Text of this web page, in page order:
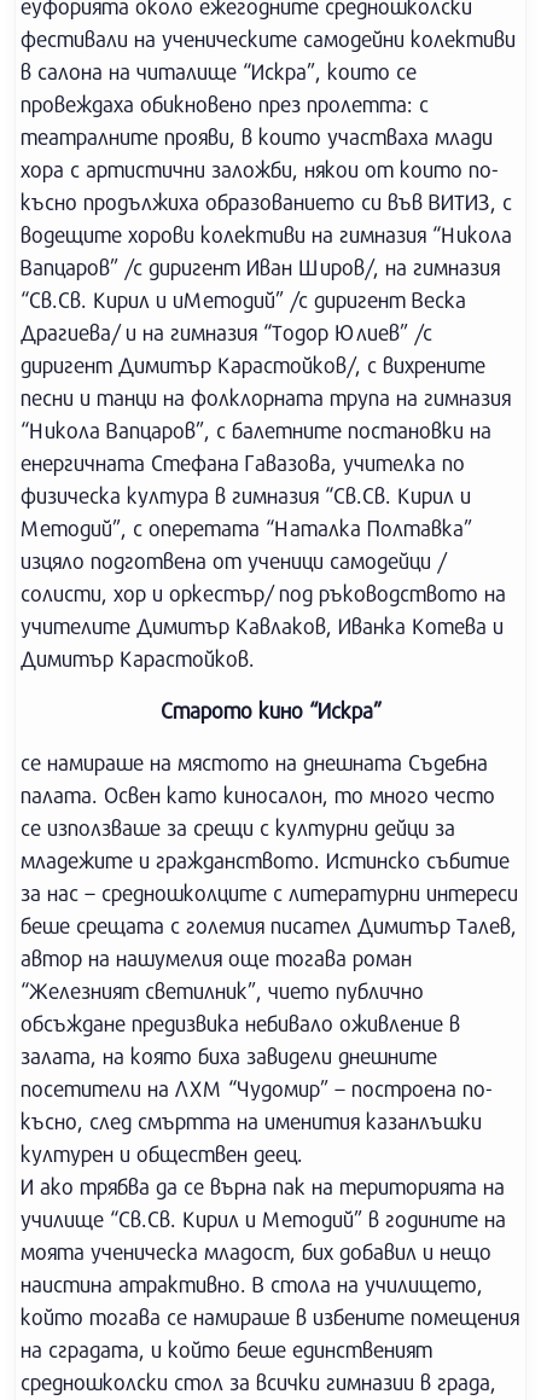
еуфорията около ежегодните средношколски
фестивали на ученическите самодейни колективи
в салона на читалище “Искра”, които се
провеждаха обикновено през пролетта: с
театралните прояви, в които участваха млади
хора с артистични заложби, някои от които по-
късно продължиха образованието си във ВИТИЗ, с
водещите хорови колективи на гимназия “Никола
Вапцаров” /с диригент Иван Широв/, на гимназия
“Св.Св. Кирил и иМетодий” /с диригент Веска
Драгиева/ и на гимназия “Тодор Юлиев” /с
диригент Димитър Карастойков/, с вихрените
песни и танци на фолклорната трупа на гимназия
“Никола Вапцаров”, с балетните постановки на
енергичната Стефана Гавазова, учителка по
физическа култура в гимназия “Св.Св. Кирил и
Методий”, с оперетата “Наталка Полтавка”
изцяло подготвена от ученици самодейци /
солисти, хор и оркестър/ под ръководството на
учителите Димитър Кавлаков, Иванка Котева и
Димитър Карастойков.
Старото кино “Искра”
се намираше на мястото на днешната Съдебна
палата. Освен като киносалон, то много често
се използваше за срещи с културни дейци за
младежите и гражданството. Истинско събитие
за нас – средношколците с литературни интереси
беше срещата с големия писател Димитър Талев,
автор на нашумелия още тогава роман
“Железният светилник”, чието публично
обсъждане предизвика небивало оживление в
залата, на която биха завидели днешните
посетители на ЛХМ “Чудомир” – построена по-
късно, след смъртта на именития казанлъшки
културен и обществен деец.
И ако трябва да се върна пак на територията на
училище “Св.Св. Кирил и Методий” в годините на
моята ученическа младост, бих добавил и нещо
наистина атрактивно. В стола на училището,
който тогава се намираше в избените помещения
на сградата, и който беше единственият
средношколски стол за всички гимназии в града,